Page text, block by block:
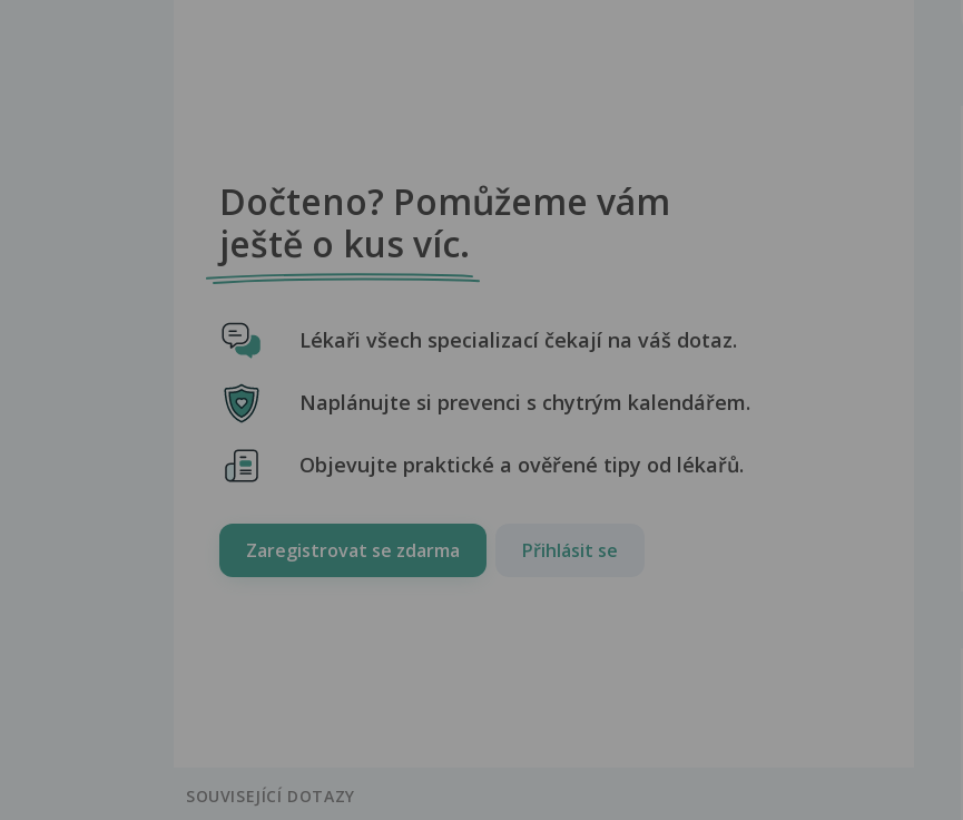
Dočteno? Pomůžeme vám
ještě o kus víc.
Lékaři všech specializací čekají na váš dotaz.
Naplánujte si prevenci s chytrým kalendářem.
Objevujte praktické a ověřené tipy od lékařů.
Zaregistrovat se zdarma Přihlásit se
SOUVISEJÍCÍ DOTAZY